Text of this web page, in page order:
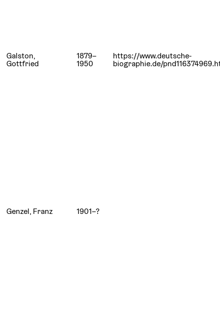
Galston,
Gottfried
1879–
1950
https://www.deutsche-
biographie.de/
Genzel, Franz 1901–?